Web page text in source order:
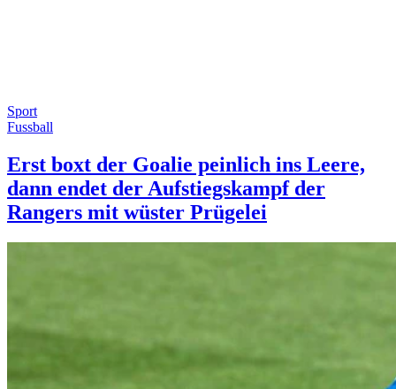
Sport
Fussball
Erst boxt der Goalie peinlich ins Leere,
dann endet der Aufstiegskampf der
Rangers mit wüster Prügelei